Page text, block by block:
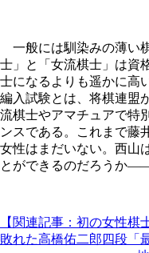
一般には馴染みの薄い
士」と「女流棋士」は資
士になるよりも遥かに高
編入試験とは、将棋連盟
流棋士やアマチュアで特
ンスである。これまで藤
女性はまだいない。西山
とができるのだろうか――
【関連記事：初の女性
敗れた高橋佑二郎四段「